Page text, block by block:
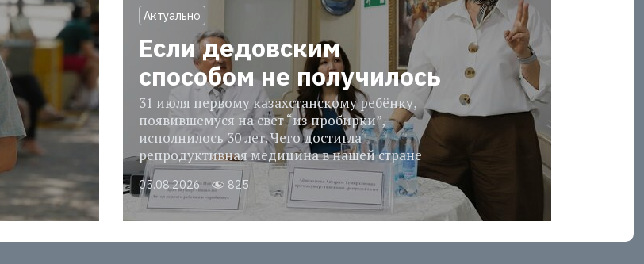
Актуально
Если дедовским
способом не получилось
31 июля первому казахстанскому ребёнку,
появившемуся на свет “из пробирки”,
исполнилось 30 лет. Чего достигла
репродуктивная медицина в нашей стране
05.08.2026 825